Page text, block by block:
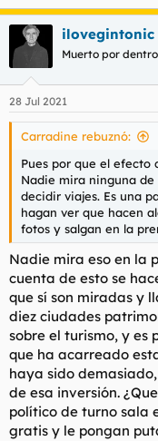
ilovegintonic
Muerto por
28 Jul 2021
Carradine rebuznó:
Pues por que el efecto
Nadie mira ninguna de
decidir viajes. Es una
hagan ver que hacen
fotos y salgan en la
Nadie mira eso en la
cuenta de esto se
que sí son miradas y
diez ciudades
sobre el turismo, y es
que ha acarreado
haya sido
de esa inversión.
político de turno sala
gratis y le pongan